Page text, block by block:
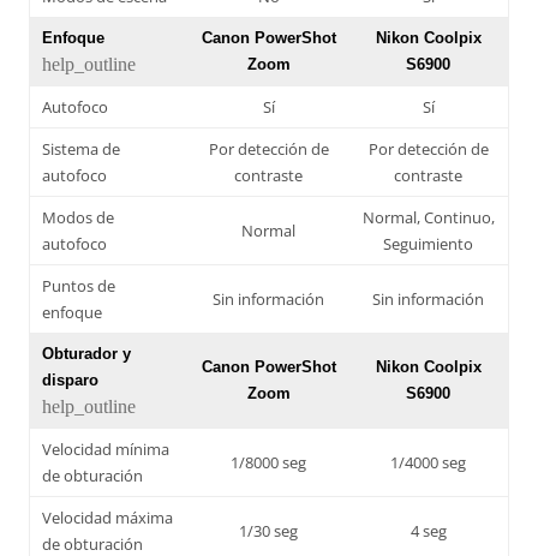
Enfoque
help_outline
Canon PowerShot
Zoom
Nikon Coolpix
S6900
Autofoco Sí
Sí
Sistema de
autofoco
Por detección de
contraste
Por detección de
contraste
Modos de
autofoco
Normal
Normal, Continuo,
Seguimiento
Puntos de
enfoque
Sin información Sin información
Obturador y
disparo
help_outline
Canon PowerShot
Zoom
Nikon Coolpix
S6900
Velocidad mínima
de obturación
1/8000 seg 1/4000 seg
Velocidad máxima
de obturación
1/30 seg 4 seg